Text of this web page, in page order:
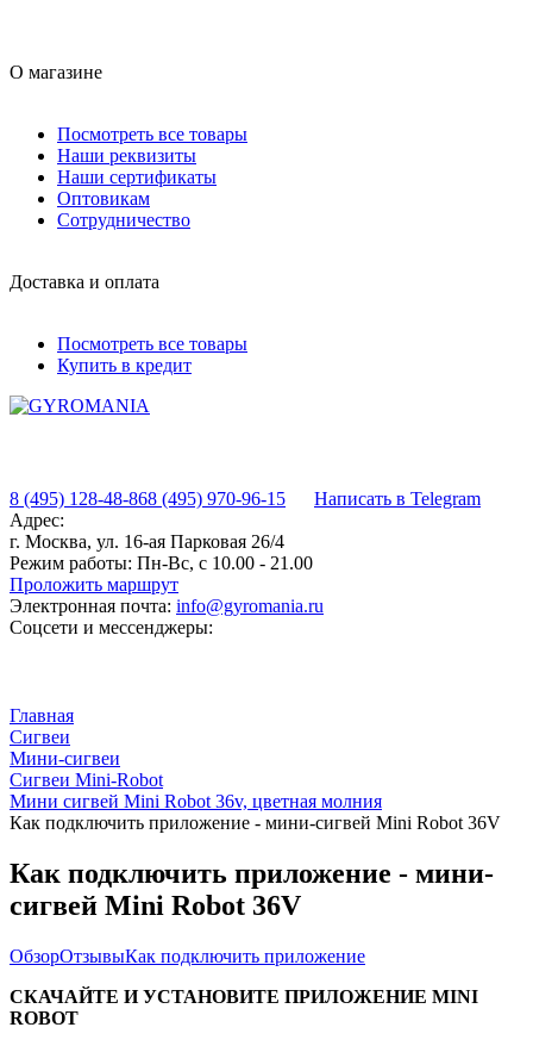
О магазине
Посмотреть все товары
Наши реквизиты
Наши сертификаты
Оптовикам
Сотрудничество
Доставка и оплата
Посмотреть все товары
Купить в кредит
8 (495) 128-48-868 (495) 970-96-15
Написать в Telegram
Адрес:
г. Москва, ул. 16-ая Парковая 26/4
Режим работы: Пн-Вс, с 10.00 - 21.00
Проложить маршрут
Электронная почта: info@gyromania.ru
Соцсети и мессенджеры:
Главная
Сигвеи
Мини-сигвеи
Сигвеи Mini-Robot
Мини сигвей Mini Robot 36v, цветная молния
Как подключить приложение - мини-сигвей Mini Robot 36V
Как подключить приложение - мини-
сигвей Mini Robot 36V
ОбзорОтзывыКак подключить приложение
СКАЧАЙТЕ И УСТАНОВИТЕ ПРИЛОЖЕНИЕ MINI
ROBOT